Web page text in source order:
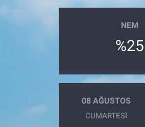
NEM
%25
08 AĞUSTOS
CUMARTESI